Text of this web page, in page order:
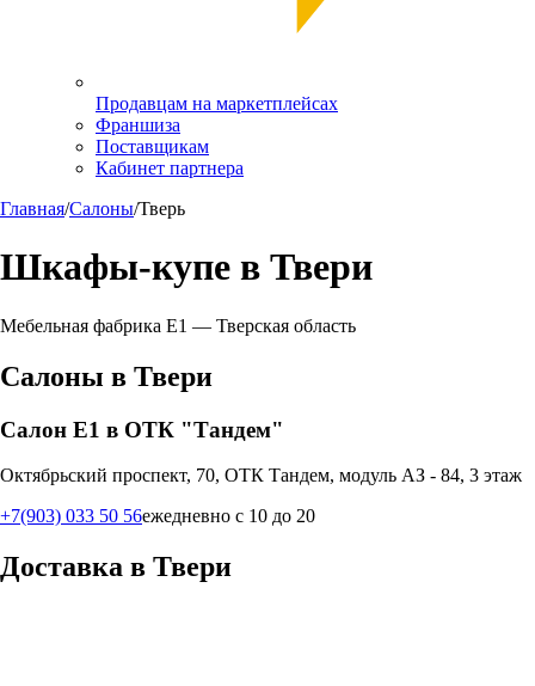
Продавцам на маркетплейсах
Франшиза
Поставщикам
Кабинет партнера
Главная/Салоны/Тверь
Шкафы-купе в Твери
Мебельная фабрика Е1 — Тверская область
Салоны в Твери
Салон Е1 в ОТК "Тандем"
Октябрьский проспект, 70, ОТК Тандем, модуль АЗ - 84, 3 этаж
+7(903) 033 50 56ежедневно с 10 до 20
Доставка в Твери